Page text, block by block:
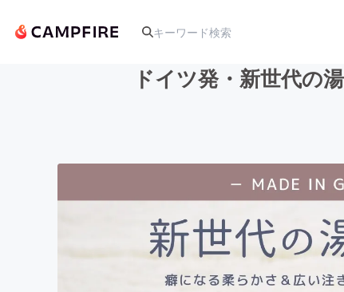
テクノロジー・ガジェット
映像・映画
ドイツ発・新世代の